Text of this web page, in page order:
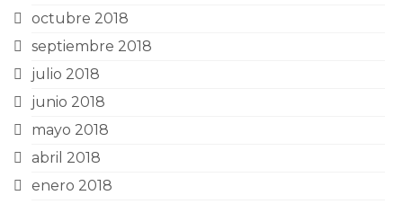
octubre 2018
septiembre 2018
julio 2018
junio 2018
mayo 2018
abril 2018
enero 2018